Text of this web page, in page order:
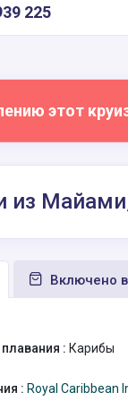
225
этот
из
Включено
: Карибы
: Royal Caribbean